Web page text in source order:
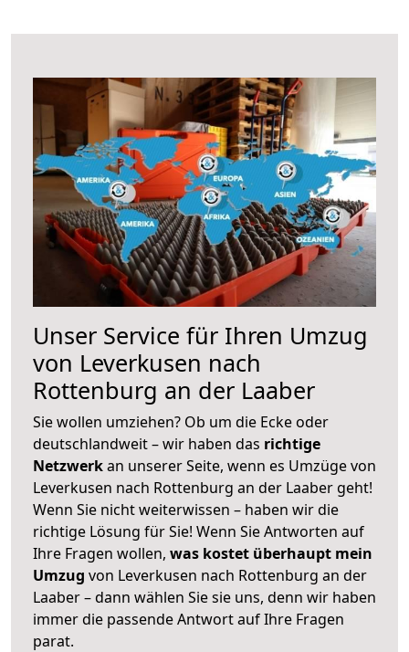
Unser Service für Ihren Umzug
von Leverkusen nach
Rottenburg an der Laaber
Sie wollen umziehen? Ob um die Ecke oder
deutschlandweit – wir haben das richtige
Netzwerkan unserer Seite, wenn es Umzüge von
Leverkusen nach Rottenburg an der Laaber geht!
Wenn Sie nicht weiterwissen – haben wir die
richtige Lösung für Sie! Wenn Sie Antworten auf
Ihre Fragen wollen, was kostet überhaupt mein
Umzug von Leverkusen nach Rottenburg an der
Laaber – dann wählen Sie sie uns, denn wir haben
immer die passende Antwort auf Ihre Fragen
parat.